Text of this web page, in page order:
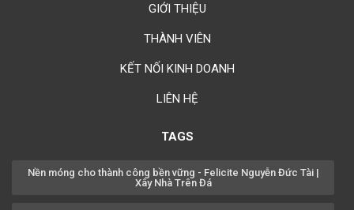
GIỚI THIỆU
THÀNH VIÊN
KẾT NỐI KINH DOANH
LIÊN HỆ
TAGS
Nền móng cho thành công bền vững - Felicite Nguyễn Đức Tài |
Xây Nhà Trên Đá